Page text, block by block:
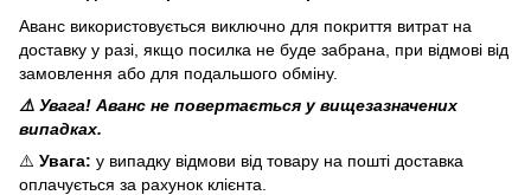
Аванс використовується виключно для покриття витрат на
доставку у разі, якщо посилка не буде забрана, при відмові від
замовлення або для подальшого обміну.
⚠️ Увага! Аванс не повертається у вищезазначених
випадках.
⚠️ Увага: у випадку відмови від товару на пошті доставка
оплачується за рахунок клієнта.